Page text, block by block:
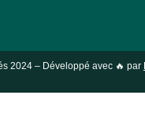
2024 – Développé avec 🔥 par